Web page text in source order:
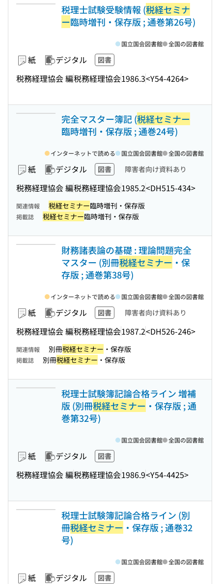
税理士試験受験情報 (税経セミナ
ー臨時増刊・保存版 ; 通巻第26号)
紙 デジタル 図書
税務経理協会 編税務経理協会1986.3<Y54-4264>
国立国会図書館 全国の図書館
完全マスター簿記 (税経セミナー
臨時増刊・保存版 ; 通巻24号)
紙 デジタル 図書 障害者向け資料あり
税務経理協会 編税務経理協会1985.2<DH515-434>
インターネットで読める 国立国会図書館 全国の図書館
関連情報 税経セミナー臨時増刊・保存版
掲載誌 税経セミナー臨時増刊・保存版
財務諸表論の基礎 : 理論問題完全
マスター (別冊税経セミナー ・保
存版 ; 通巻第38号)
紙 デジタル 図書 障害者向け資料あり
税務経理協会 編税務経理協会1987.2<DH526-246>
インターネットで読める 国立国会図書館 全国の図書館
関連情報 別冊税経セミナー ・保存版
掲載誌 別冊税経セミナー ・保存版
税理士試験簿記論合格ライン 増補
版 (別冊税経セミナー ・保存版 ; 通
巻第32号)
紙 デジタル 図書
税務経理協会 編税務経理協会1986.9<Y54-4425>
国立国会図書館 全国の図書館
税理士試験簿記論合格ライン (別
冊税経セミナー ・保存版 ; 通巻32
号)
紙 デジタル 図書
国立国会図書館 全国の図書館